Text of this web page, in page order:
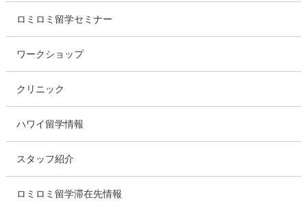
ロミロミ留学セミナー
ワークショップ
クリニック
ハワイ留学情報
スタッフ紹介
ロミロミ留学滞在先情報